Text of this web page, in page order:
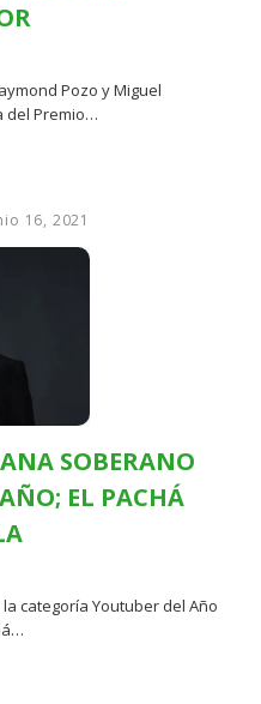
Pozo y Miguel
del Premio…
16, 2021
SOBERANO
EL PACHÁ
categoría Youtuber del Año